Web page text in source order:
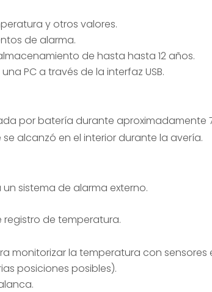
y otros valores.
de alarma.
de hasta hasta 12 años.
PC a través de la interfaz USB.
por batería durante aproximadamente
alcanzó en el interior durante la avería.
sistema de alarma externo.
registro de temperatura.
monitorizar la temperatura con sensores
posiciones posibles).